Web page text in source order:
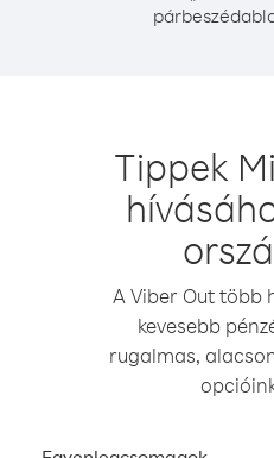
Tippek
A Viber Out több
kevesebb
rugalmas,